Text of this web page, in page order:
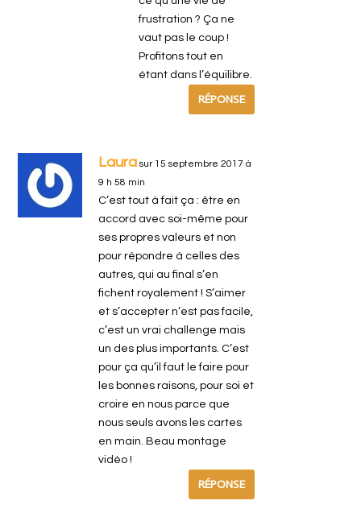
frustration ? Ça ne
vaut pas le coup !
Profitons tout en
étant dans l’équilibre.
RÉPONSE
Laura sur 15 septembre 2017 à
9 h 58 min
C’est tout à fait ça : être en
accord avec soi-même pour
ses propres valeurs et non
pour répondre à celles des
autres, qui au final s’en
fichent royalement ! S’aimer
et s’accepter n’est pas facile,
c’est un vrai challenge mais
un des plus importants. C’est
pour ça qu’il faut le faire pour
les bonnes raisons, pour soi et
croire en nous parce que
nous seuls avons les cartes
en main. Beau montage
vidéo !
RÉPONSE